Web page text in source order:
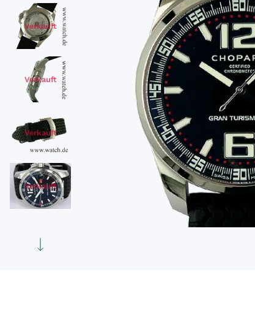
Verkauft
Verkauft
Verkauft
Verkauft